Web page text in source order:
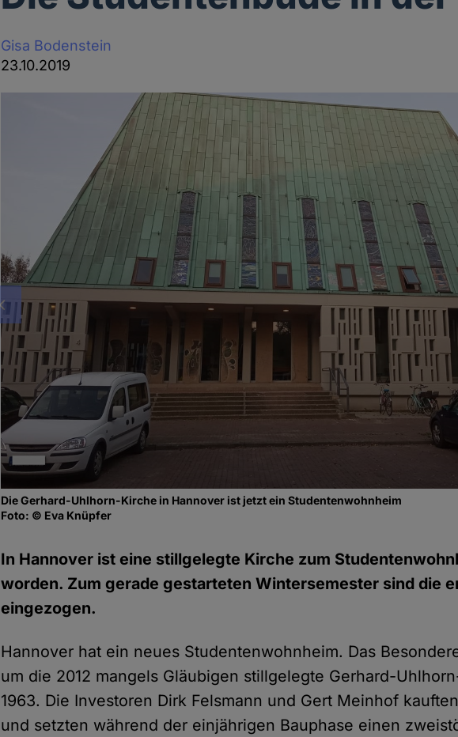
Gisa Bodenstein
23.10.2019
Vorheriges
Die Gerhard-Uhlhorn-Kirche in Hannover ist jetzt ein Studentenwohnheim
Foto: © Eva Knüpfer
In Hannover ist eine stillgelegte Kirche zum
worden. Zum gerade gestarteten Wintersemester sind die
eingezogen.
Hannover hat ein neues Studentenwohnheim. Das
um die 2012 mangels Gläubigen stillgelegte Gerhard-
1963. Die Investoren Dirk Felsmann und Gert Meinhof
und setzten während der einjährigen Bauphase einen